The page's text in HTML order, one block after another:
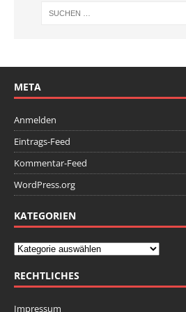
META
Anmelden
Eintrags-Feed
Kommentar-Feed
WordPress.org
KATEGORIEN
RECHTLICHES
Impressum